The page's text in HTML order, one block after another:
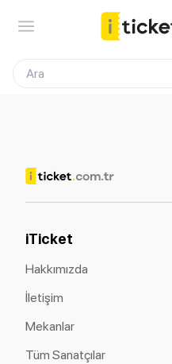
iTicket
Hakkımızda
İletişim
Mekanlar
Tüm Sanatçılar